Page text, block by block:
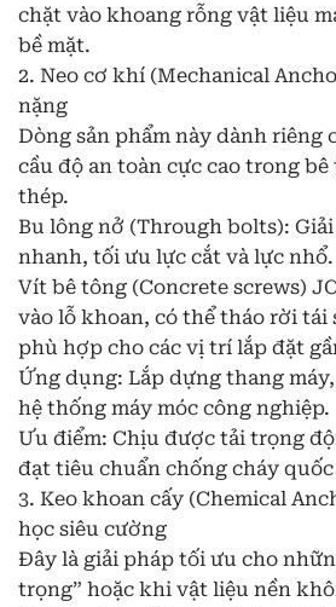
chặt vào khoang rỗng vật liệu
bề mặt.
2. Neo cơ khí (Mechanical
nặng
Dòng sản phẩm này dành riêng
cầu độ an toàn cực cao trong
thép.
Bu lông nở (Through bolts):
nhanh, tối ưu lực cắt và lực nhổ.
Vít bê tông (Concrete screws)
vào lỗ khoan, có thể tháo rời tái
phù hợp cho các vị trí lắp đặt
Ứng dụng: Lắp dựng thang
hệ thống máy móc công nghiệp.
Ưu điểm: Chịu được tải trọng
đạt tiêu chuẩn chống cháy quốc
3. Keo khoan cấy (Chemical
học siêu cường
Đây là giải pháp tối ưu cho
trọng” hoặc khi vật liệu nền